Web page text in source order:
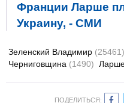
Франции Ларше
Украину, - СМИ
Зеленский Владимир (25461)
Черниговщина (1490)
ПОДЕЛИТЬСЯ: